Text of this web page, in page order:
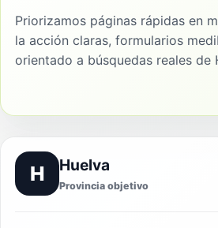
Priorizamos páginas rápidas en
la acción claras, formularios
orientado a búsquedas reales de
H Huelva
Provincia objetivo